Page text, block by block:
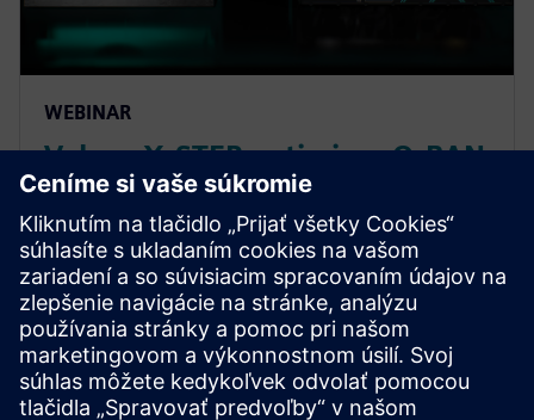
WEBINAR
Veloce X-STEP optimizes O-RAN
interoperability and
conformance
In this webinar, we introduce the *Veloce™ X-STEP™
platform*, which is a fiber optic test system radio
base station system designed with the highest p